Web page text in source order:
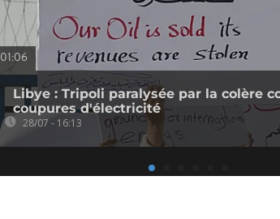
01:06
Libye : Tripoli paralysée par la colère
coupures d'électricité
28/07 - 16:13